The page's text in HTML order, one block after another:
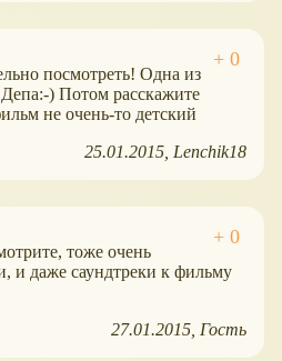
посмотреть! Одна из
) Потом расскажите
не очень-то детский
25.01.2015 Lenchik18
тоже очень
и даже саундтреки к фильму
27.01.2015 Гость